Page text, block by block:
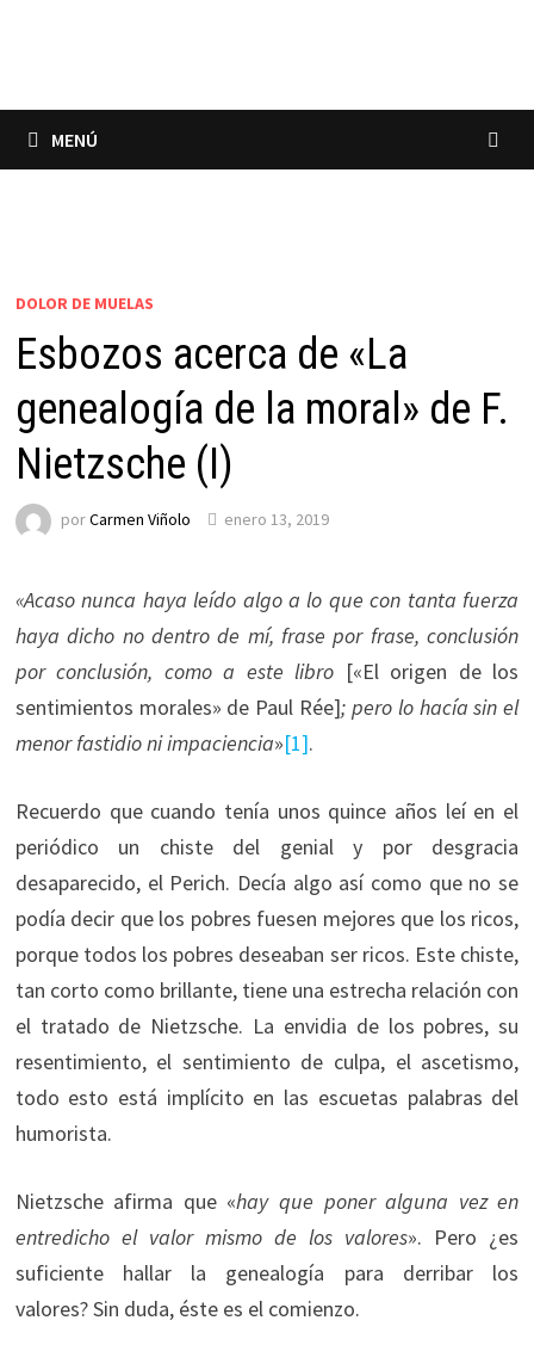
MENÚ
DOLOR DE MUELAS
Esbozos acerca de «La
genealogía de la moral» de F.
Nietzsche (I)
porCarmen Viñolo enero 13, 2019
«Acaso nunca haya leído algo a lo que con tanta fuerza
haya dicho no dentro de mí, frase por frase, conclusión
por conclusión, como a este libro [«El origen de los
sentimientos morales» de Paul Rée]; pero lo hacía sin el
menor fastidio ni impaciencia»[1].
Recuerdo que cuando tenía unos quince años leí en el
periódico un chiste del genial y por desgracia
desaparecido, el Perich. Decía algo así como que no se
podía decir que los pobres fuesen mejores que los ricos,
porque todos los pobres deseaban ser ricos. Este chiste,
tan corto como brillante, tiene una estrecha relación con
el tratado de Nietzsche. La envidia de los pobres, su
resentimiento, el sentimiento de culpa, el ascetismo,
todo esto está implícito en las escuetas palabras del
humorista.
Nietzsche afirma que «hay que poner alguna vez en
entredicho el valor mismo de los valores». Pero ¿es
suficiente hallar la genealogía para derribar los
valores? Sin duda, éste es el comienzo.